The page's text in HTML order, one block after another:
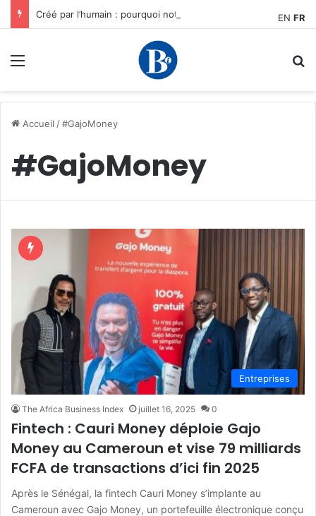
Créé par l’humain : pourquoi notre plus grand avantage à l’ère de l’IA reste humain, par Edward Tatchim
Accueil /#GajoMoney
#GajoMoney
Entreprises
The Africa Business Index juillet 16, 2025 0
Fintech : Cauri Money déploie Gajo
Money au Cameroun et vise 79 milliards
FCFA de transactions d’ici fin 2025
Après le Sénégal, la fintech Cauri Money s’implante au
Cameroun avec Gajo Money, un portefeuille électronique conçu
EN FR